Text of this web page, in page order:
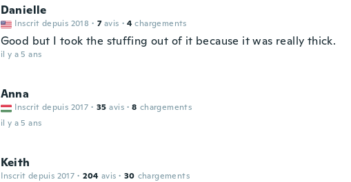
Danielle
Inscrit depuis 2018 · 7 avis · 4 chargements
Good but I took the stuffing out of it because it was really thick.
il y a 5 ans
Anna
Inscrit depuis 2017 · 35 avis · 8 chargements
il y a 5 ans
Keith
Inscrit depuis 2017 · 204 avis · 30 chargements